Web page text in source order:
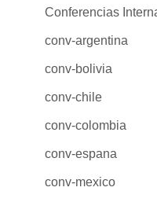
Conferencias
conv-argentina
conv-bolivia
conv-chile
conv-colombia
conv-espana
conv-mexico